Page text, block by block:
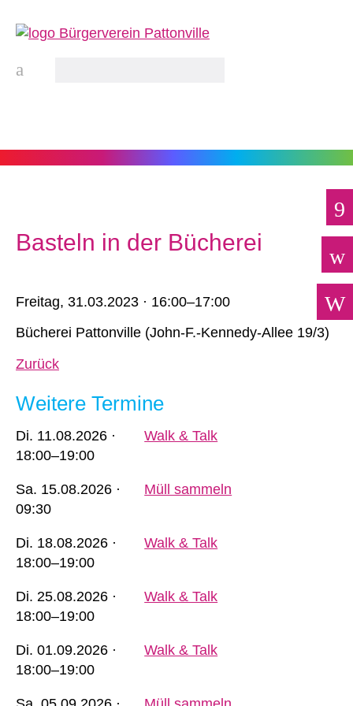
Basteln in der Bücherei
Freitag, 31.03.2023 · 16:00–17:00
Bücherei Pattonville (John-F.-Kennedy-Allee 19/3)
Zurück
Weitere Termine
Di. 11.08.2026 ·
18:00–19:00
Walk & Talk
Sa. 15.08.2026 ·
09:30
Müll sammeln
Di. 18.08.2026 ·
18:00–19:00
Walk & Talk
Di. 25.08.2026 ·
18:00–19:00
Walk & Talk
Di. 01.09.2026 ·
18:00–19:00
Walk & Talk